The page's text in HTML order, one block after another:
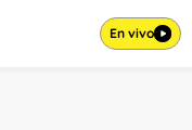
En vivo